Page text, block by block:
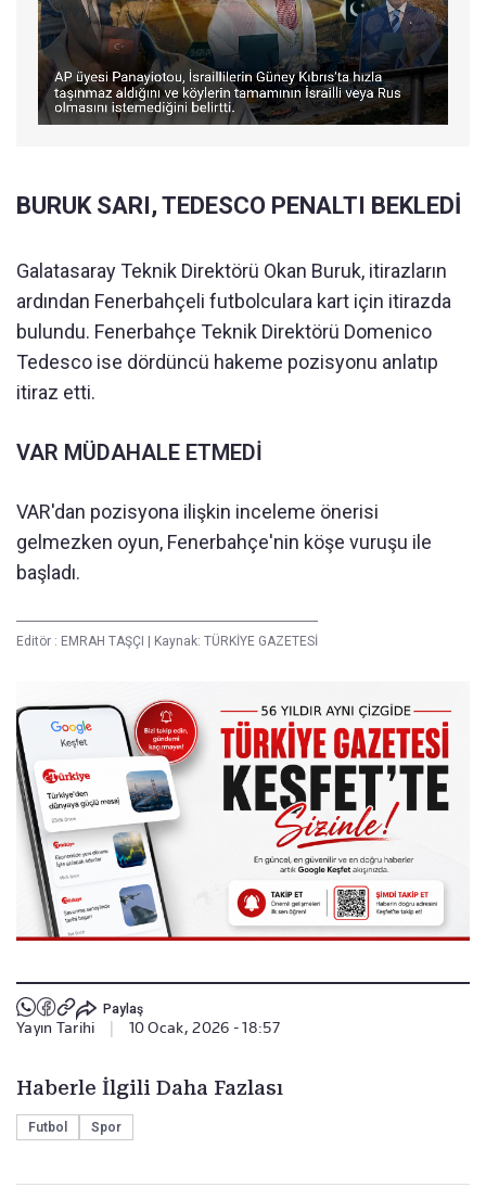
BURUK SARI, TEDESCO PENALTI BEKLEDİ
Galatasaray Teknik Direktörü Okan Buruk, itirazların
ardından Fenerbahçeli futbolculara kart için itirazda
bulundu. Fenerbahçe Teknik Direktörü Domenico
Tedesco ise dördüncü hakeme pozisyonu anlatıp
itiraz etti.
VAR MÜDAHALE ETMEDİ
VAR'dan pozisyona ilişkin inceleme önerisi
gelmezken oyun, Fenerbahçe'nin köşe vuruşu ile
başladı.
Editör : EMRAH TAŞÇI | Kaynak: TÜRKİYE GAZETESİ
Paylaş
Yayın Tarihi 10 Ocak, 2026 - 18:57
Haberle İlgili Daha Fazlası
Futbol Spor